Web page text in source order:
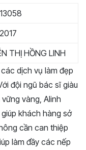
THỊ HỒNG LINH
dịch vụ làm đẹp
đội ngũ bác sĩ giàu
vàng, Alinh
khách hàng sở
cần can thiệp
làm đầy các nếp